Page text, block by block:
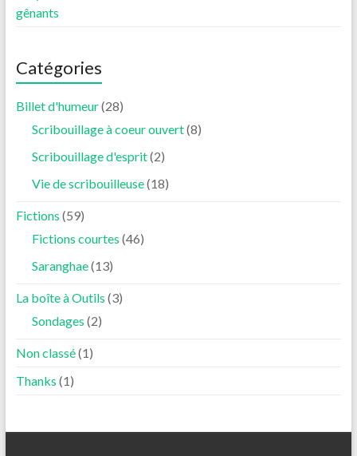
gênants
Catégories
Billet d'humeur(28)
Scribouillage à coeur ouvert(8)
Scribouillage d'esprit(2)
Vie de scribouilleuse(18)
Fictions (59)
Fictions courtes (46)
Saranghae(13)
La boîte à Outils (3)
Sondages (2)
Non classé(1)
Thanks (1)